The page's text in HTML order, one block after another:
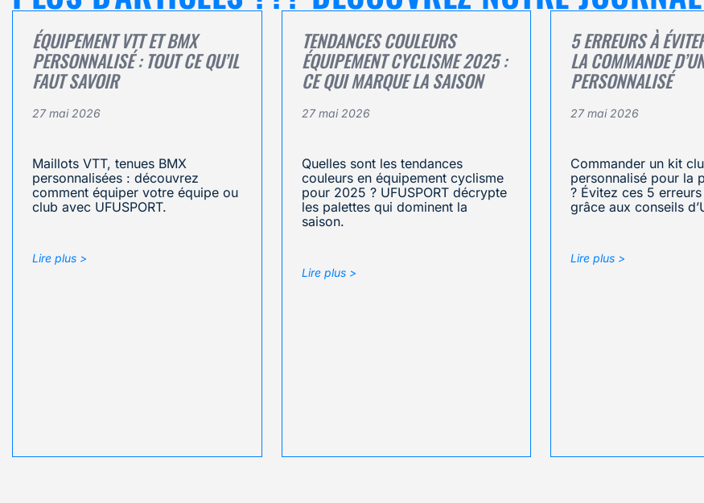
ÉQUIPEMENT VTT ET BMX
PERSONNALISÉ : TOUT CE QU’IL
FAUT SAVOIR
27 mai 2026
Maillots VTT, tenues BMX
personnalisées : découvrez
comment équiper votre équipe ou
club avec UFUSPORT.
Lire plus >
TENDANCES COULEURS
ÉQUIPEMENT CYCLISME 2025 :
CE QUI MARQUE LA SAISON
27 mai 2026
Quelles sont les tendances
couleurs en équipement cyclisme
pour 2025 ? UFUSPORT décrypte
les palettes qui dominent la
saison.
Lire plus >
5 ERREURS À
LA COMMANDE
PERSONNALISÉ
27 mai 2026
Commander un kit
personnalisé pour la
? Évitez ces 5
grâce aux conseils
Lire plus >